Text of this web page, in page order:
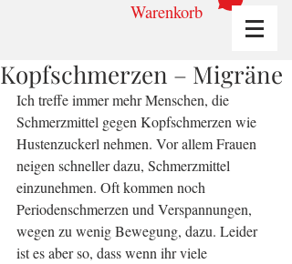
Warenkorb
Kopfschmerzen – Migräne
Ich treffe immer mehr Menschen, die
Schmerzmittel gegen Kopfschmerzen wie
Hustenzuckerl nehmen. Vor allem Frauen
neigen schneller dazu, Schmerzmittel
einzunehmen. Oft kommen noch
Periodenschmerzen und Verspannungen,
wegen zu wenig Bewegung, dazu. Leider
ist es aber so, dass wenn ihr viele